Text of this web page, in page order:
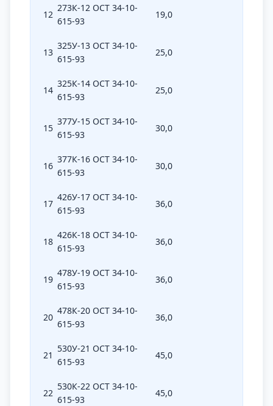
12
273К-12 ОСТ 34-10-
615-93
19,0
13
325У-13 ОСТ 34-10-
615-93
25,0
14
325К-14 ОСТ 34-10-
615-93
25,0
15
377У-15 ОСТ 34-10-
615-93
30,0
16
377К-16 ОСТ 34-10-
615-93
30,0
17
426У-17 ОСТ 34-10-
615-93
36,0
18
426К-18 ОСТ 34-10-
615-93
36,0
19
478У-19 ОСТ 34-10-
615-93
36,0
20
478К-20 ОСТ 34-10-
615-93
36,0
21
530У-21 ОСТ 34-10-
615-93
45,0
22
530К-22 ОСТ 34-10-
615-93
45,0